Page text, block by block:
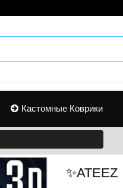
Кастомные Коврики
✨ATEEZ